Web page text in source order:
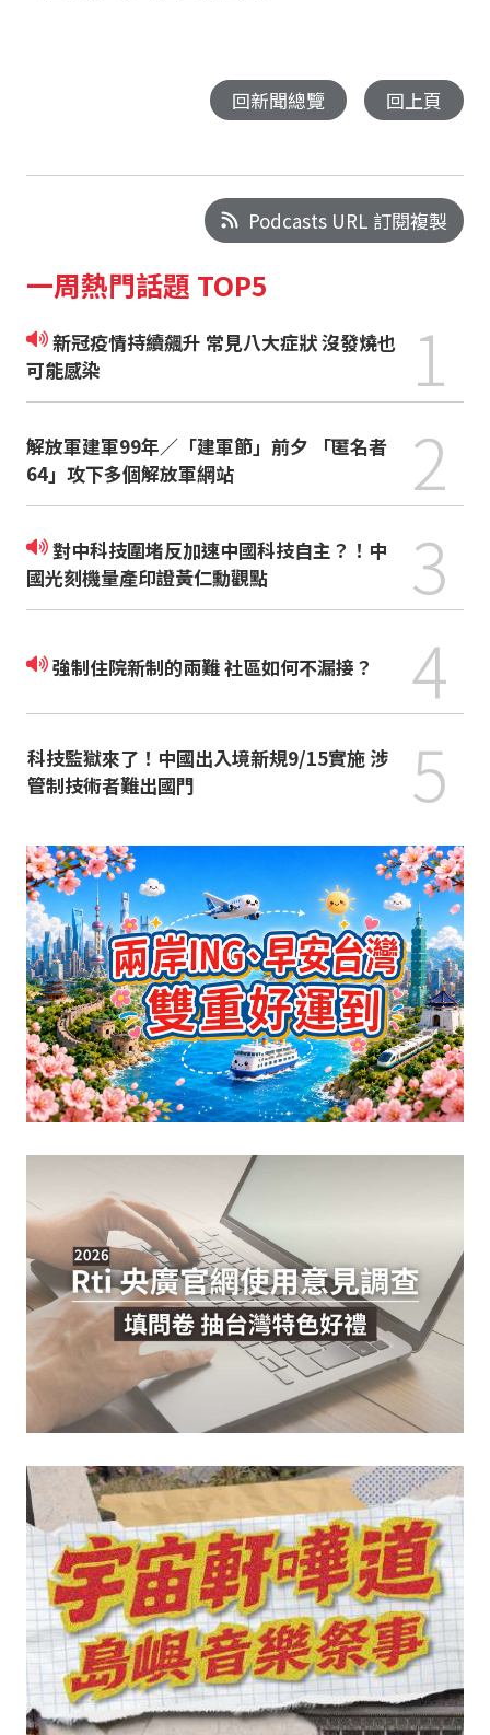
回新聞總覽 回上頁
Podcasts URL 訂閱複製
一周熱門話題 TOP5
新冠疫情持續飆升 常見八大症狀 沒發燒也
可能感染
1
解放軍建軍99年／「建軍節」前夕 「匿名者
64」攻下多個解放軍網站
2
對中科技圍堵反加速中國科技自主？！中
國光刻機量產印證黃仁勳觀點
3
強制住院新制的兩難 社區如何不漏接？ 4
科技監獄來了！中國出入境新規9/15實施 涉
管制技術者難出國門
5